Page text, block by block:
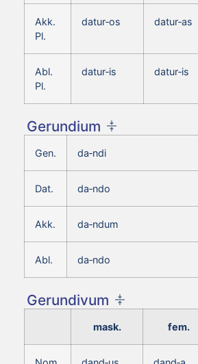
Akk.
Pl.
datur‑os datur‑as
Abl.
Pl.
datur‑is datur‑is
Gerundium
Gen. da‑ndi
Dat. da‑ndo
Akk. da‑ndum
Abl. da‑ndo
Gerundivum
mask. fem.